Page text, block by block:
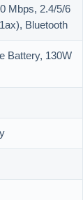
Mbps, 2.4/5/6
Bluetooth
Battery, 130W